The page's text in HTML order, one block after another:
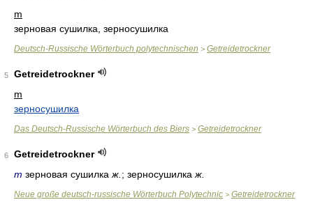
m
зерновая сушилка, зерносушилка
Deutsch-Russische Wörterbuch polytechnischen > Getreidetrockner
5
Getreidetrockner
m
зерносушилка
Das Deutsch-Russische Wörterbuch des Biers > Getreidetrockner
6
Getreidetrockner
m зерновая сушилка ж. ; зерносушилка ж.
Neue große deutsch-russische Wörterbuch Polytechnic > Getreidetrockner